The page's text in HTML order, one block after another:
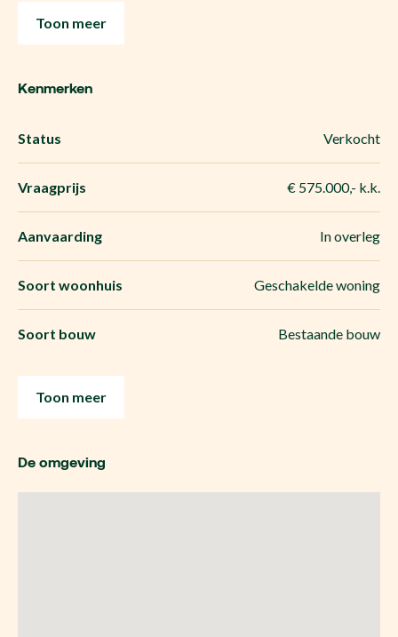
Toon meer
Kenmerken
Status Verkocht
Vraagprijs € 575.000,- k.k.
Aanvaarding In overleg
Soort woonhuis Geschakelde woning
Soort bouw Bestaande bouw
Toon meer
De omgeving